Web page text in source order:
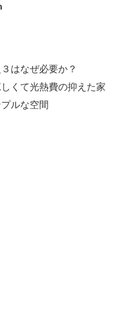
はなぜ必要か？
くて光熱費の抑えた家
ルな空間